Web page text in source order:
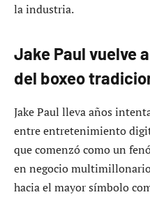
la industria.
Jake Paul vuelve
del boxeo
Jake Paul lleva años
entre entretenimiento
que comenzó como un
en negocio
hacia el mayor símbolo